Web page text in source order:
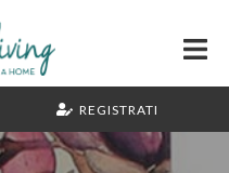
REGISTRATI